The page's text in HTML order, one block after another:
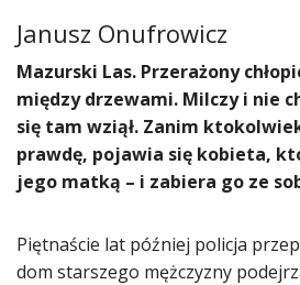
Janusz Onufrowicz
​Mazurski Las. Przerażony
między drzewami. Milczy i nie
się tam wziął. Zanim
prawdę, pojawia się kobieta,
jego matką – i zabiera go ze
Piętnaście lat później policja
dom starszego mężczyzny